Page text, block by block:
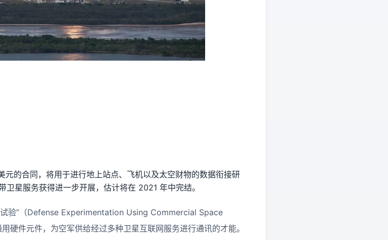
的合同，将用于进行地上站点、飞机以及太空财物的数据衔接研
星服务获得进一步开展，估计将在 2021 年中完结。
试验”（Defense Experimentation Using Commercial Space
硬件元件，为空军供给经过多种卫星互联网服务进行通讯的才能。